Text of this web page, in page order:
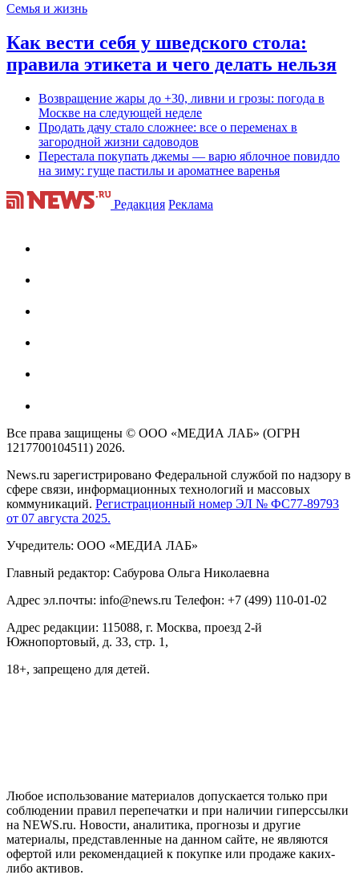
Семья и жизнь
Как вести себя у шведского стола:
правила этикета и чего делать нельзя
Возвращение жары до +30, ливни и грозы: погода в
Москве на следующей неделе
Продать дачу стало сложнее: все о переменах в
загородной жизни садоводов
Перестала покупать джемы — варю яблочное повидло
на зиму: гуще пастилы и ароматнее варенья
Редакция Реклама
Все права защищены © ООО «МЕДИА ЛАБ» (ОГРН
1217700104511) 2026.
News.ru зарегистрировано Федеральной службой по надзору в
сфере связи, информационных технологий и массовых
коммуникаций. Регистрационный номер ЭЛ № ФС77-89793
от 07 августа 2025.
Учредитель: ООО «МЕДИА ЛАБ»
Главный редактор: Сабурова Ольга Николаевна
Адрес эл.почты: info@news.ru Телефон: +7 (499) 110-01-02
Адрес редакции: 115088, г. Москва, проезд 2-й
Южнопортовый, д. 33, стр. 1,
18+, запрещено для детей.
Любое использование материалов допускается только при
соблюдении правил перепечатки и при наличии гиперссылки
на NEWS.ru. Новости, аналитика, прогнозы и другие
материалы, представленные на данном сайте, не являются
офертой или рекомендацией к покупке или продаже каких-
либо активов.